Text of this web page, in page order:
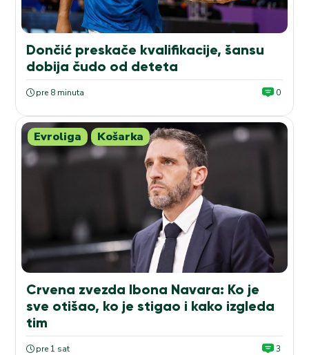
Dončić preskače kvalifikacije, šansu
dobija čudo od deteta
pre 8 minuta 0
Evroliga Košarka
Crvena zvezda Ibona Navara: Ko je
sve otišao, ko je stigao i kako izgleda
tim
pre 1 sat 3